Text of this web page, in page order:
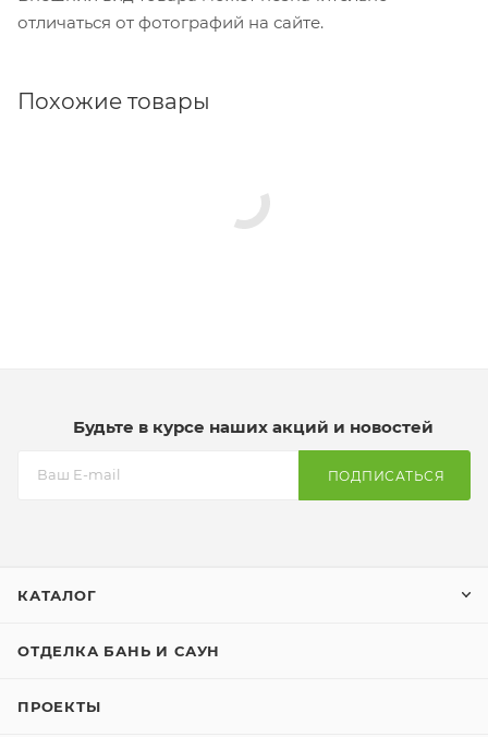
отличаться от фотографий на сайте.
Похожие товары
Будьте в курсе наших акций и новостей
ПОДПИСАТЬСЯ
КАТАЛОГ
ОТДЕЛКА БАНЬ И САУН
ПРОЕКТЫ